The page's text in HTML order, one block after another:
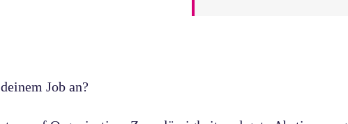
Job an?